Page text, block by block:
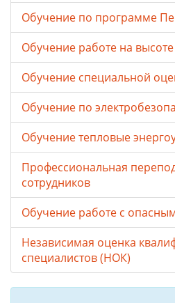
Обучение по программе
Обучение работе на высоте
Обучение специальной
Обучение по
Обучение тепловые
Профессиональная
сотрудников
Обучение работе с
Независимая оценка
специалистов (НОК)